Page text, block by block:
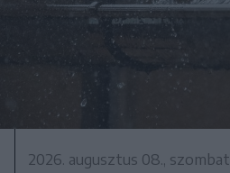
2026. augusztus 08., szombat